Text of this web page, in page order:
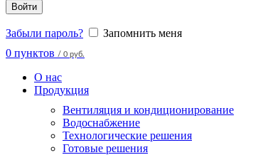
Войти
Забыли пароль?
Запомнить меня
0 пунктов / 0 руб.
О нас
Продукция
Вентиляция и кондиционирование
Водоснабжение
Технологические решения
Готовые решения